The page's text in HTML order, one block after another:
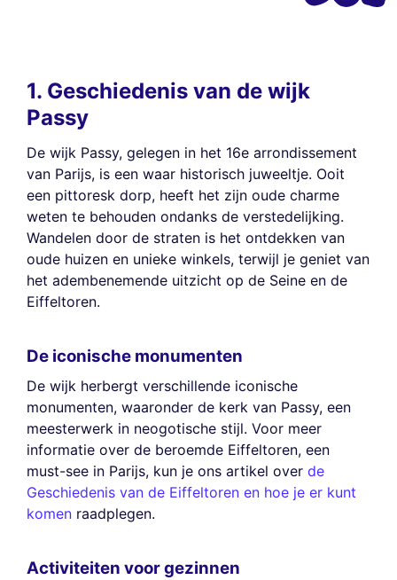
1. Geschiedenis van de wijk
Passy
De wijk Passy, gelegen in het 16e arrondissement
van Parijs, is een waar historisch juweeltje. Ooit
een pittoresk dorp, heeft het zijn oude charme
weten te behouden ondanks de verstedelijking.
Wandelen door de straten is het ontdekken van
oude huizen en unieke winkels, terwijl je geniet van
het adembenemende uitzicht op de Seine en de
Eiffeltoren.
De iconische monumenten
De wijk herbergt verschillende iconische
monumenten, waaronder de kerk van Passy, een
meesterwerk in neogotische stijl. Voor meer
informatie over de beroemde Eiffeltoren, een
must-see in Parijs, kun je ons artikel over de
Geschiedenis van de Eiffeltoren en hoe je er kunt
komen raadplegen.
Activiteiten voor gezinnen